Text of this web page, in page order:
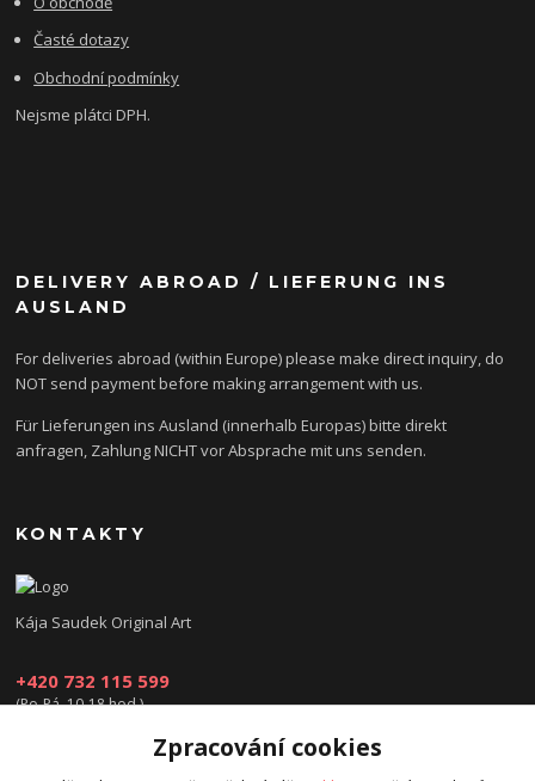
Časté dotazy
Obchodní podmínky
Nejsme plátci DPH.
DELIVERY ABROAD / LIEFERUNG INS
AUSLAND
For deliveries abroad (within Europe) please make direct inquiry, do
NOT send payment before making arrangement with us.
Für Lieferungen ins Ausland (innerhalb Europas) bitte direkt
anfragen, Zahlung NICHT vor Absprache mit uns senden.
KONTAKTY
Kája Saudek Original Art
+420 732 115 599
(Po-Pá, 10-18 hod.)
obchod@kajasaudek.cz
Zpracování cookies